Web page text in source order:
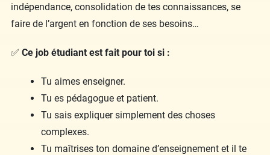
indépendance, consolidation de tes connaissances, se
faire de l’argent en fonction de ses besoins…
✅ Ce job étudiant est fait pour toi si :
Tu aimes enseigner.
Tu es pédagogue et patient.
Tu sais expliquer simplement des choses
complexes.
Tu maîtrises ton domaine d’enseignement et il te